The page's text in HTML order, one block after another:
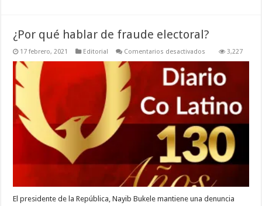
¿Por qué hablar de fraude electoral?
17 febrero, 2021 Editorial Comentarios desactivados
qué
hablar
electoral?
3,227
El presidente de la República, Nayib Bukele mantiene una denuncia